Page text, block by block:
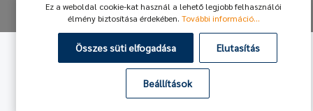
© 2026 Hafner Pneumatika
Ez a weboldal cookie-kat használ a lehető legjobb felhasználói
élmény biztosítása érdekében. További információ...
Összes süti elfogadása Elutasítás
Beállítások